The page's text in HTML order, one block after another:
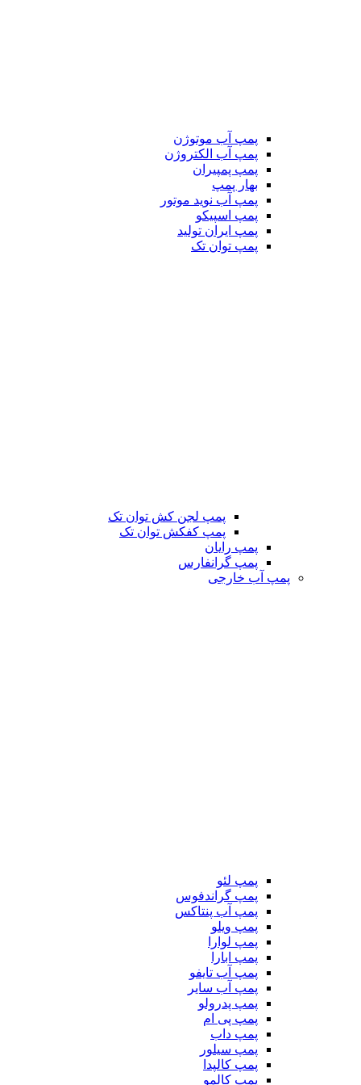
پمپ آب موتوژن
پمپ آب الکتروژن
پمپ پمپیران
بهار پمپ
پمپ آب نوید موتور
پمپ اسپیکو
پمپ ایران تولید
پمپ توان تک
پمپ لجن کش توان تک
پمپ کفکش توان تک
پمپ رایان
پمپ گرانفارس
پمپ آب خارجی
پمپ لئو
پمپ گراندفوس
پمپ آب پنتاکس
پمپ ویلو
پمپ لوارا
پمپ ابارا
پمپ آب تایفو
پمپ آب سایر
پمپ پدرولو
پمپ پی ام
پمپ داب
پمپ سیلور
پمپ کالپدا
پمپ کالمو